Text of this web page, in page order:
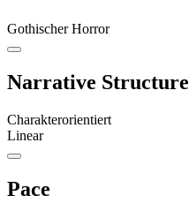
Gothischer Horror
Narrative Structure
Charakterorientiert
Linear
Pace